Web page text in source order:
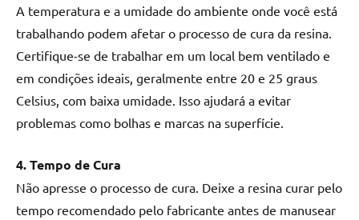
A temperatura e a umidade do ambiente onde você está
trabalhando podem afetar o processo de cura da resina.
Certifique-se de trabalhar em um local bem ventilado e
em condições ideais, geralmente entre 20 e 25 graus
Celsius, com baixa umidade. Isso ajudará a evitar
problemas como bolhas e marcas na superfície.
4. Tempo de Cura
Não apresse o processo de cura. Deixe a resina curar pelo
tempo recomendado pelo fabricante antes de manusear